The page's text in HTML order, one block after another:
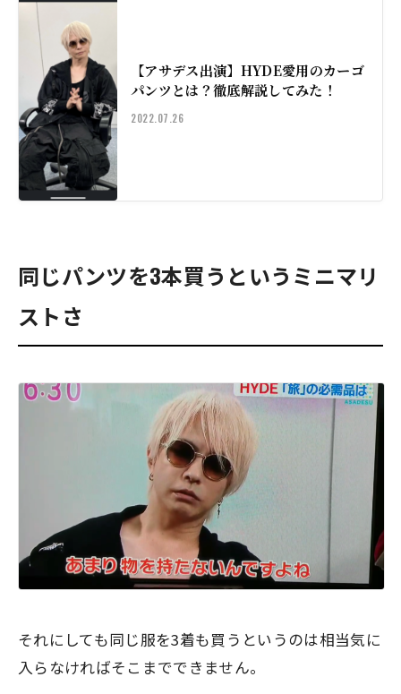
【アサデス出演】HYDE愛用のカーゴ
パンツとは？徹底解説してみた！
2022.07.26
同じパンツを3本買うというミニマリ
ストさ
それにしても同じ服を3着も買うというのは相当気に
入らなければそこまでできません。